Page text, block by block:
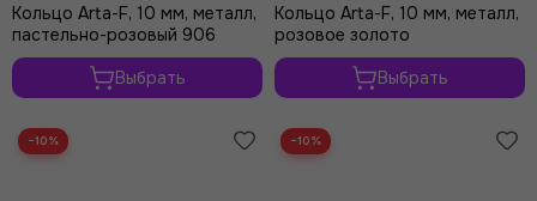
Кольцо Arta-F, 10 мм, металл,
пастельно-розовый 906
Выбрать
Кольцо Arta-F, 10 мм, металл,
розовое золото
Выбрать
−10% −10%